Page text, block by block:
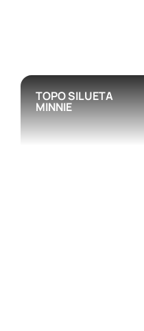
TOPO SILUETA
MINNIE